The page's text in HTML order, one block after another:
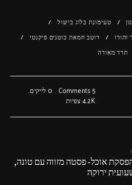
טעימונת בלוג בישול
והודו
רוטב חמאת בוטנים פיקנטי
תרד מאודה
5 Comments
0 לייקים
4.2Kצפיות
אוכל- פסטה מזווה עם טונה,
ירוקה